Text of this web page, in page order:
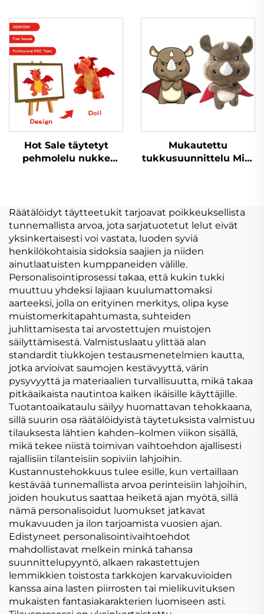
avaimenperä
Kolikkokukkaro
pehmo
eläin apina, hauska
Hot Sale täytetyt
pehmolelu nukke
Mukautettu
tukkusuunnittelu Mini
mukautettu
Räätälöidyt täytteetukit tarjoavat poikkeuksellista
tunnemallista arvoa, jota sarjatuotetut lelut eivät
yksinkertaisesti voi vastata, luoden syviä
henkilökohtaisia sidoksia saajien ja niiden
ainutlaatuisten kumppaneiden välille.
Personalisointiprosessi takaa, että kukin tukki
muuttuu yhdeksi lajiaan kuulumattomaksi
aarteeksi, jolla on erityinen merkitys, olipa kyse
muistomerkitapahtumasta, suhteiden
juhlittamisesta tai arvostettujen muistojen
säilyttämisestä. Valmistuslaatu ylittää alan
standardit tiukkojen testausmenetelmien kautta,
jotka arvioivat saumojen kestävyyttä, värin
pysyvyyttä ja materiaalien turvallisuutta, mikä takaa
pitkäaikaista nautintoa kaiken ikäisille käyttäjille.
Tuotantoaikataulu säilyy huomattavan tehokkaana,
sillä suurin osa räätälöidyistä täytetuksista valmistuu
tilauksesta lähtien kahden–kolmen viikon sisällä,
mikä tekee niistä toimivan vaihtoehdon ajallisesti
rajallisiin tilanteisiin sopiviin lahjoihin.
Kustannustehokkuus tulee esille, kun vertaillaan
kestävää tunnemallista arvoa perinteisiin lahjoihin,
joiden houkutus saattaa heiketä ajan myötä, sillä
nämä personalisoidut luomukset jatkavat
mukavuuden ja ilon tarjoamista vuosien ajan.
Edistyneet personalisointivaihtoehdot
mahdollistavat melkein minkä tahansa
suunnittelupyyntö, alkaen rakastettujen
lemmikkien toistosta tarkkojen karvakuvioiden
kanssa aina lasten piirrosten tai mielikuvituksen
mukaisten fantasiakarakterien luomiseen asti.